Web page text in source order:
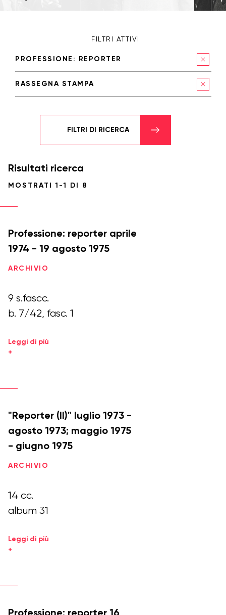
FILTRI ATTIVI
PROFESSIONE: REPORTER
RASSEGNA STAMPA
Rassegna
stampa
L'archivio
(8)
FILTRI DI RICERCA
Risultati ricerca
MOSTRATI 1-1 DI 8
Professione: reporter aprile
1974 - 19 agosto 1975
ARCHIVIO
9 s.fascc.
b. 7/42, fasc. 1
Leggi di più
+
"Reporter (II)" luglio 1973 -
agosto 1973; maggio 1975
- giugno 1975
ARCHIVIO
14 cc.
album 31
Leggi di più
+